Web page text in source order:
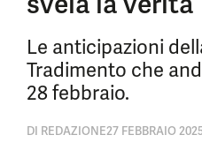
Le anticipazioni
Tradimento che
28 febbraio.
DI REDAZIONE27 FEBBRAIO